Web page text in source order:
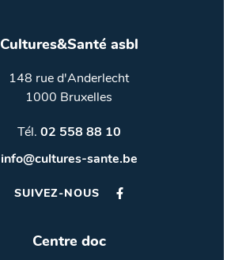
Cultures&Santé asbl
148 rue d'Anderlecht
1000 Bruxelles
Tél. 02 558 88 10
info@cultures-sante.be
SUIVEZ-NOUS
Centre doc